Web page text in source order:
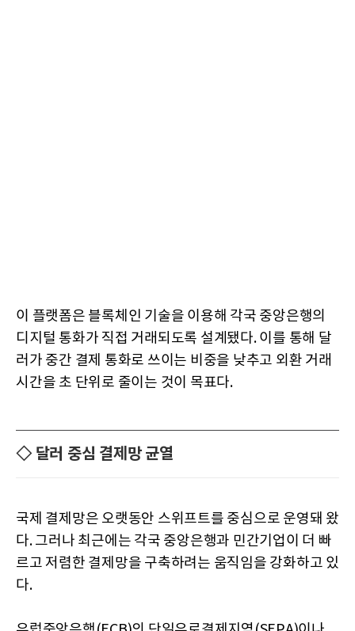
이 플랫폼은 블록체인 기술을 이용해 각국 중앙은행의
디지털 통화가 직접 거래되도록 설계됐다. 이를 통해 달
러가 중간 결제 통화로 쓰이는 비중을 낮추고 외환 거래
시간을 초 단위로 줄이는 것이 목표다.
◇ 달러 중심 결제망 균열
국제 결제망은 오랫동안 스위프트를 중심으로 운영돼 왔
다. 그러나 최근에는 각국 중앙은행과 민간기업이 더 빠
르고 저렴한 결제망을 구축하려는 움직임을 강화하고 있
다.